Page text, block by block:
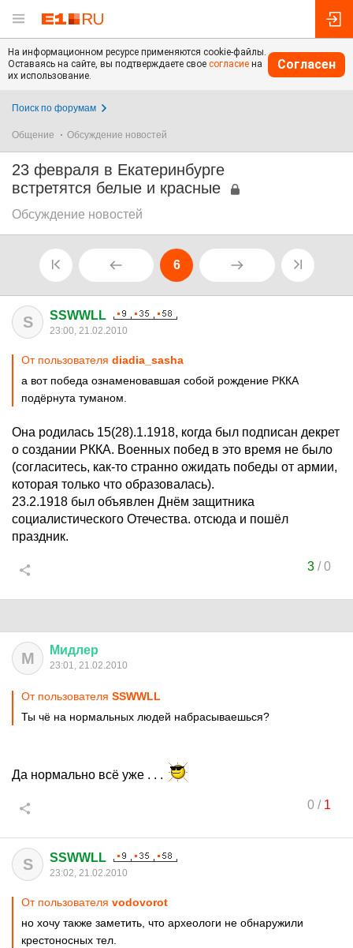
На информационном ресурсе применяются cookie-файлы.
Оставаясь на сайте, вы подтверждаете свое согласие на
их использование.
Согласен
Поиск по форумам
Общение Обсуждение новостей
23 февраля в Екатеринбурге
встретятся белые и красные
Обсуждение новостей
6
S SSWWLL
23:00, 21.02.2010
От пользователя diadia_sasha
а вот победа ознаменовавшая собой рождение РККА
подёрнута туманом.
Она родилась 15(28).1.1918, когда был подписан декрет
о создании РККА. Военных побед в это время не было
(согласитесь, как-то странно ожидать победы от армии,
которая только что образовалась).
23.2.1918 был объявлен Днём защитника
социалистического Отечества. отсюда и пошёл
праздник.
3/0
М Мидлер
23:01, 21.02.2010
От пользователя SSWWLL
Ты чё на нормальных людей набрасываешься?
Да нормально всё уже . . .
0/ 1
S SSWWLL
23:02, 21.02.2010
От пользователя vodovorot
но хочу также заметить, что археологи не обнаружили
крестоносных тел.